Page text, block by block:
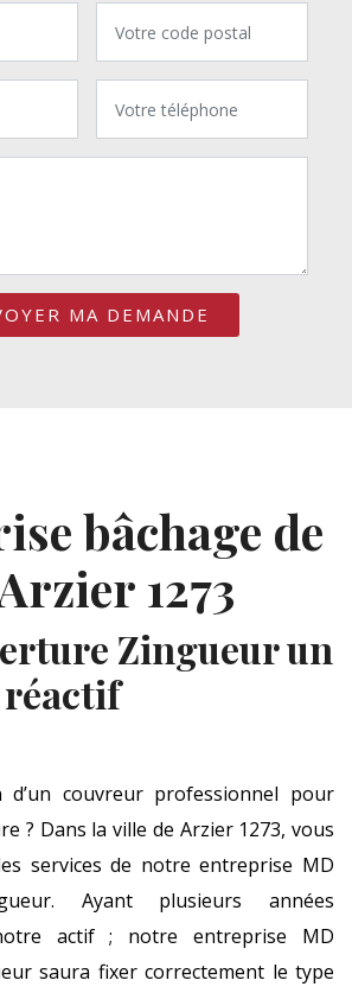
bâchage de
1273
Zingueur un
d’un couvreur professionnel pour
? Dans la ville de Arzier 1273, vous
services de notre entreprise MD
Ayant plusieurs années
actif ; notre entreprise MD
saura fixer correctement le type